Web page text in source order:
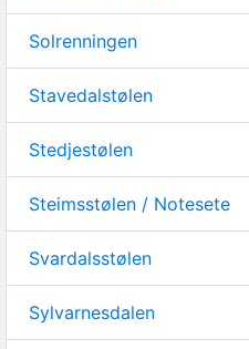
Solrenningen
Stavedalstølen
Stedjestølen
Steimsstølen / Notesete
Svardalsstølen
Sylvarnesdalen